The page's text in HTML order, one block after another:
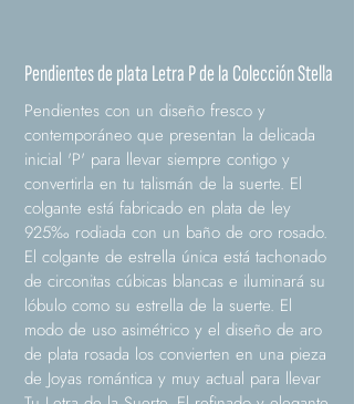
Pendientes de plata Letra P de la Colección Stella
Pendientes con un diseño fresco y
contemporáneo que presentan la delicada
inicial 'P' para llevar siempre contigo y
convertirla en tu talismán de la suerte. El
colgante está fabricado en plata de ley
925‰ rodiada con un baño de oro rosado.
El colgante de estrella única está tachonado
de circonitas cúbicas blancas e iluminará su
lóbulo como su estrella de la suerte. El
modo de uso asimétrico y el diseño de aro
de plata rosada los convierten en una pieza
de Joyas romántica y muy actual para llevar